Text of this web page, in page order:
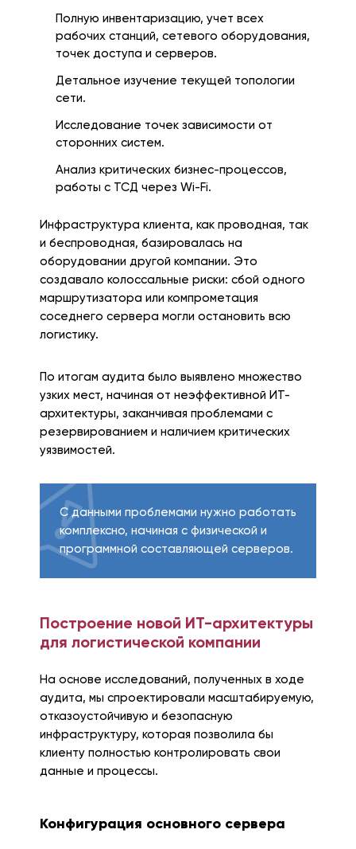
Полную инвентаризацию, учет всех
рабочих станций, сетевого оборудования,
точек доступа и серверов.
Детальное изучение текущей топологии
сети.
Исследование точек зависимости от
сторонних систем.
Анализ критических бизнес-процессов,
работы с ТСД через Wi-Fi.
Инфраструктура клиента, как проводная, так
и беспроводная, базировалась на
оборудовании другой компании. Это
создавало колоссальные риски: сбой одного
маршрутизатора или компрометация
соседнего сервера могли остановить всю
логистику.
По итогам аудита было выявлено множество
узких мест, начиная от неэффективной ИТ-
архитектуры, заканчивая проблемами с
резервированием и наличием критических
уязвимостей.
С данными проблемами нужно работать
комплексно, начиная с физической и
программной составляющей серверов.
Построение новой ИТ-архитектуры
для логистической компании
На основе исследований, полученных в ходе
аудита, мы спроектировали масштабируемую,
отказоустойчивую и безопасную
инфраструктуру, которая позволила бы
клиенту полностью контролировать свои
данные и процессы.
Конфигурация основного сервера